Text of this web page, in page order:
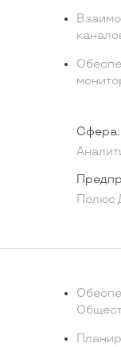
Сфера:
Полюс